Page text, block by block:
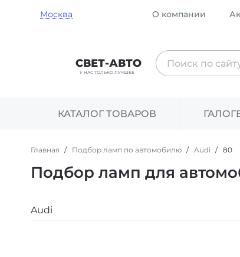
СВЕТ-АВТО
У НАС ТОЛЬКО ЛУЧШЕЕ
Поиск
по
сайту
Москва О компании
КАТАЛОГ ТОВАРОВ
Главная Подбор ламп по автомобилю Audi 80
Подбор ламп для
Марка